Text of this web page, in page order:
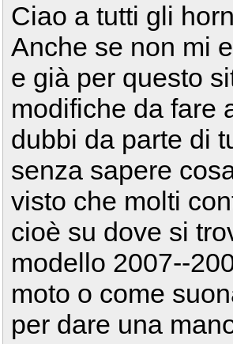
Ciao a tutti gli
Anche se non mi
e già per questo
modifiche da fare
dubbi da parte di
senza sapere
visto che molti
cioè su dove si
modello 2007--
moto o come
per dare una